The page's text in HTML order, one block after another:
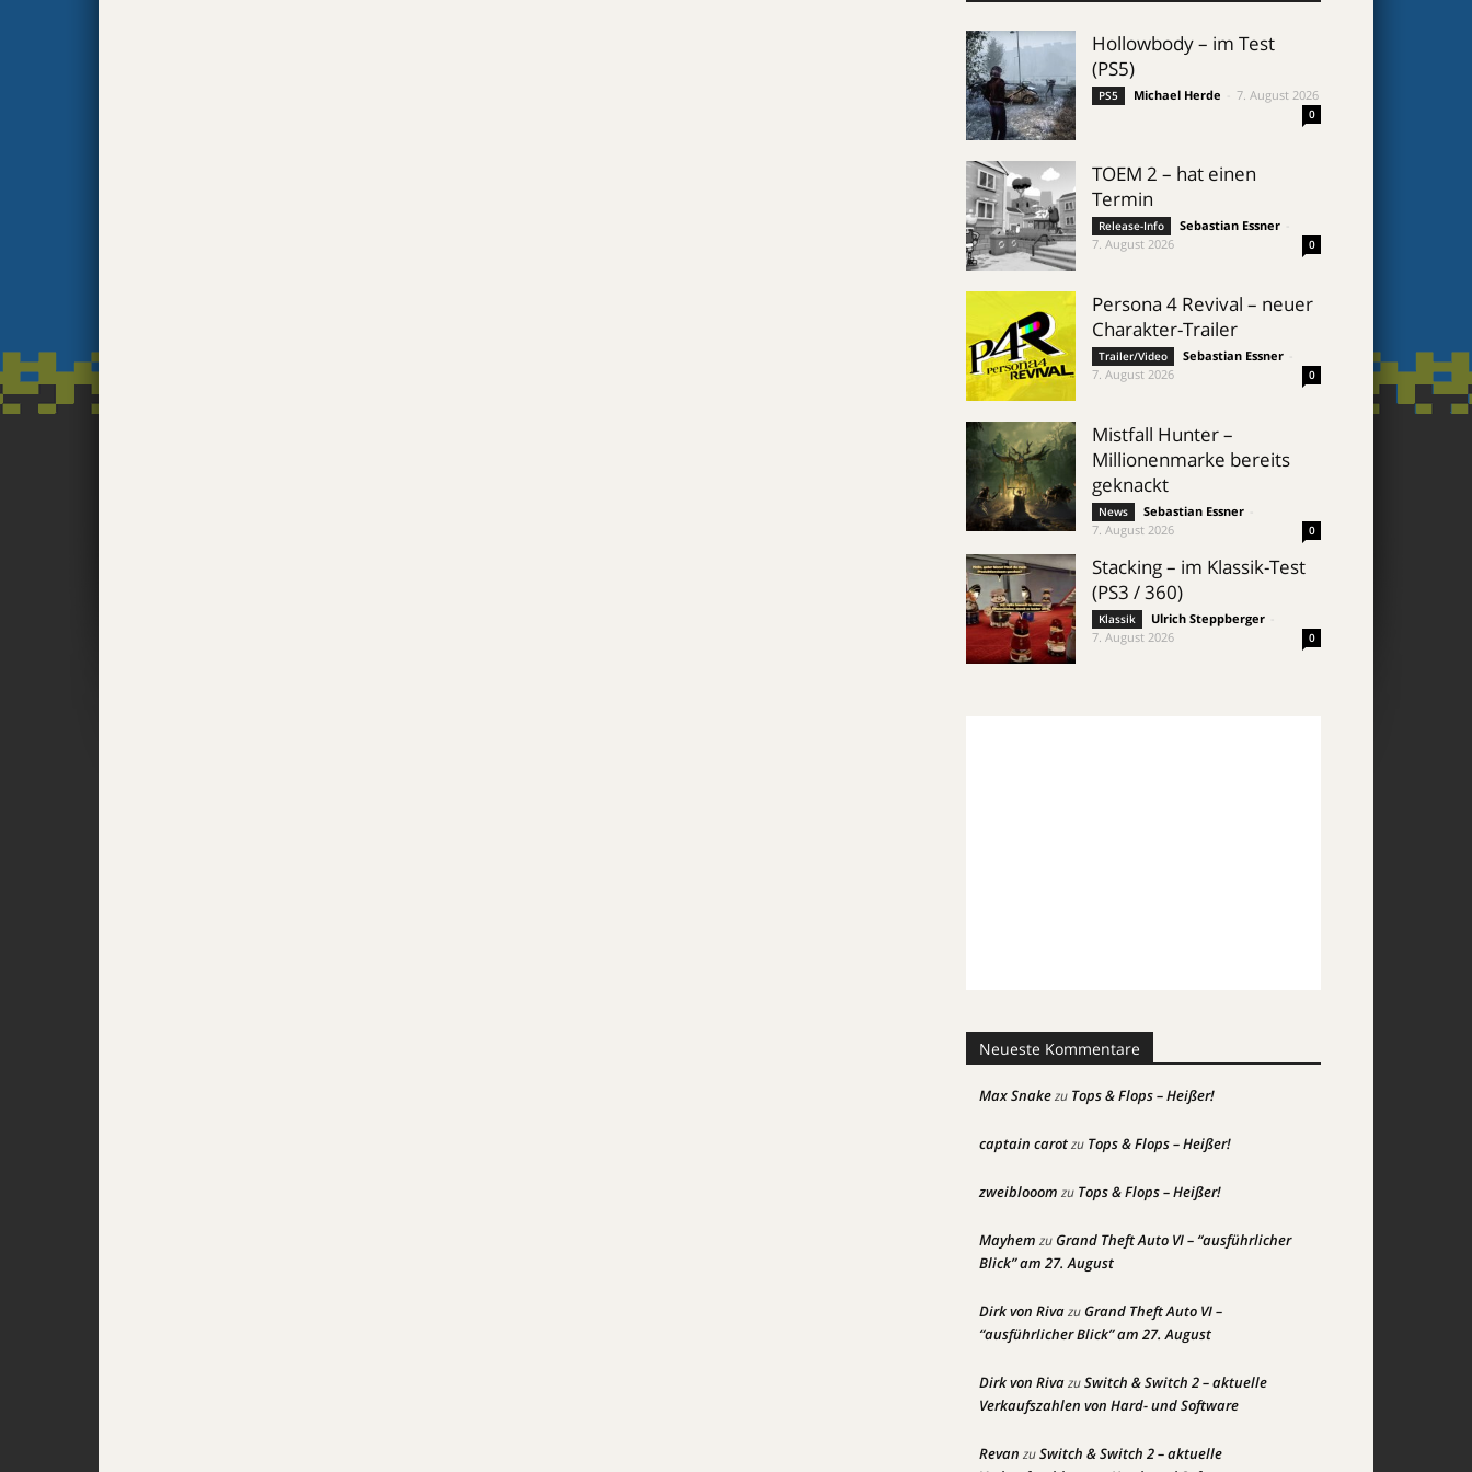
Hollowbody – im Test
(PS5)
PS5 Michael Herde 7. August 2026
0
TOEM 2 – hat einen
Termin
Release-Info Sebastian Essner
7. August 2026
0
Persona 4 Revival – neuer
Charakter-Trailer
Trailer/Video Sebastian Essner
7. August 2026
0
Mistfall Hunter –
Millionenmarke bereits
geknackt
News Sebastian Essner
7. August 2026
0
Stacking – im Klassik-Test
(PS3 / 360)
Klassik Ulrich Steppberger
7. August 2026
0
Neueste Kommentare
Max Snakezu Tops & Flops – Heißer!
captain carotzu Tops & Flops – Heißer!
zweiblooom zu Tops & Flops – Heißer!
Mayhem zuGrand Theft Auto VI – “ausführlicher
Blick” am 27. August
Dirk von RivazuGrand Theft Auto VI –
“ausführlicher Blick” am 27. August
Dirk von RivazuSwitch & Switch 2 – aktuelle
Verkaufszahlen von Hard- und Software
Revan zuSwitch & Switch 2 – aktuelle